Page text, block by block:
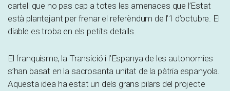
cartell que no pas cap a totes les amenaces que l’Estat
està plantejant per frenar el referèndum de l’1 d’octubre. El
diable es troba en els petits detalls.
El franquisme, la Transició i l’Espanya de les autonomies
s’han basat en la sacrosanta unitat de la pàtria espanyola.
Aquesta idea ha estat un dels grans pilars del projecte